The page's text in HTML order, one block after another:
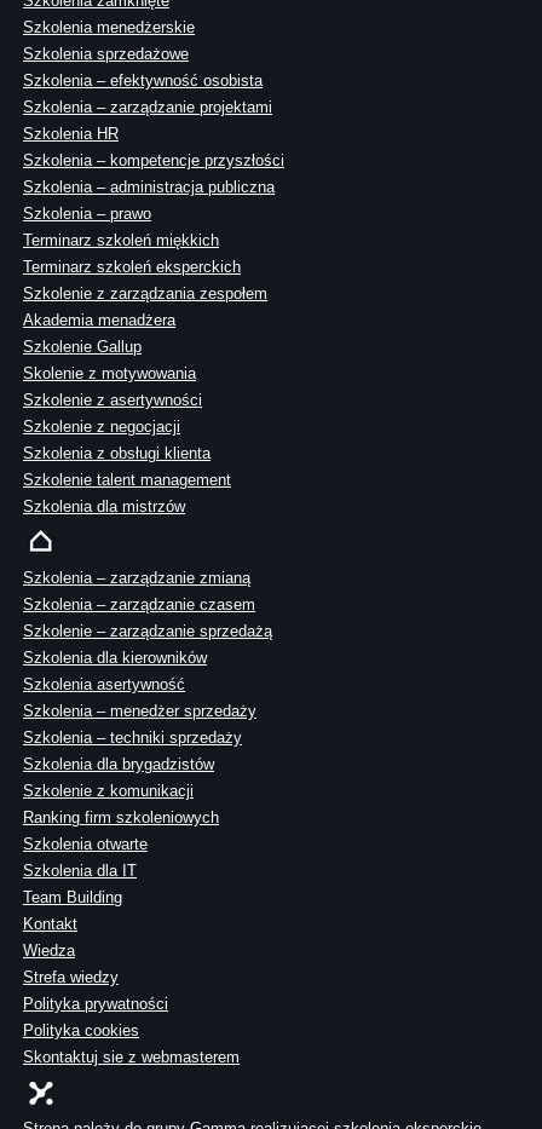
Szkolenia menedżerskie
Szkolenia sprzedażowe
Szkolenia – efektywność osobista
Szkolenia – zarządzanie projektami
Szkolenia HR
Szkolenia – kompetencje przyszłości
Szkolenia – administracja publiczna
Szkolenia – prawo
Terminarz szkoleń miękkich
Terminarz szkoleń eksperckich
Szkolenie z zarządzania zespołem
Akademia menadżera
Szkolenie Gallup
Skolenie z motywowania
Szkolenie z asertywności
Szkolenie z negocjacji
Szkolenia z obsługi klienta
Szkolenie talent management
Szkolenia dla mistrzów
Szkolenia – zarządzanie zmianą
Szkolenia – zarządzanie czasem
Szkolenie – zarządzanie sprzedażą
Szkolenia dla kierowników
Szkolenia asertywność
Szkolenia – menedżer sprzedaży
Szkolenia – techniki sprzedaży
Szkolenia dla brygadzistów
Szkolenie z komunikacji
Ranking firm szkoleniowych
Szkolenia otwarte
Szkolenia dla IT
Team Building
Kontakt
Wiedza
Strefa wiedzy
Polityka prywatności
Polityka cookies
Skontaktuj sie z webmasterem